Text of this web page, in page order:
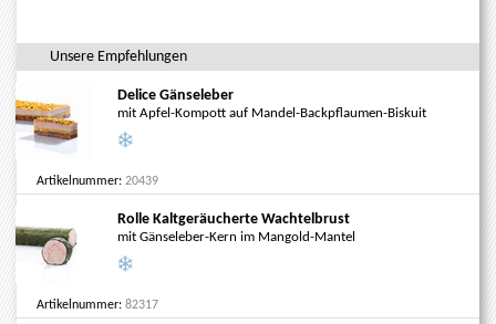
Unsere Empfehlungen
Delice Gänseleber
mit Apfel-Kompott auf Mandel-Backpflaumen-Biskuit
Artikelnummer: 20439
Rolle Kaltgeräucherte Wachtelbrust
mit Gänseleber-Kern im Mangold-Mantel
Artikelnummer: 82317